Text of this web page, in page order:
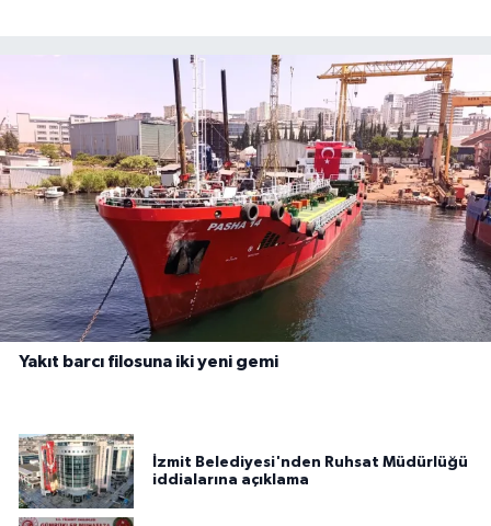
Yakıt barcı filosuna iki yeni gemi
İzmit Belediyesi'nden Ruhsat Müdürlüğü
iddialarına açıklama